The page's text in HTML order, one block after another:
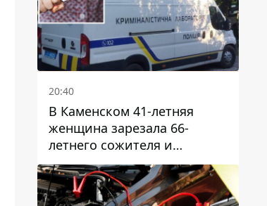
20:40
В Каменском 41-летняя
женщина зарезала 66-
летнего сожителя и
пыталась обмануть
полицейских